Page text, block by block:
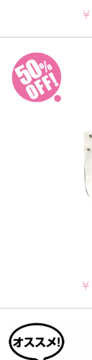
¥
¥